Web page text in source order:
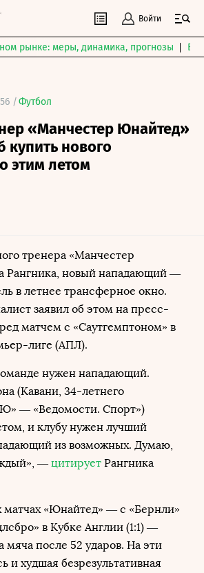
Войти
рынке: меры, динамика, прогнозы
/Футбол
«Манчестер Юнайтед»
купить нового
этим летом
тренера «Манчестер
Рангника, новый нападающий —
в летнее трансферное окно.
заявил об этом на пресс-
матчем с «Саутгемптоном» в
лиге (АПЛ).
нужен нападающий.
(Кавани, 34-летнего
— «Ведомости. Спорт»)
и клубу нужен лучший
из возможных. Думаю,
— цитирует Рангника
матчах «Юнайтед» — с «Бернли»
в Кубке Англии (1:1) —
мяча после 52 ударов. На эти
и худшая безрезультативная